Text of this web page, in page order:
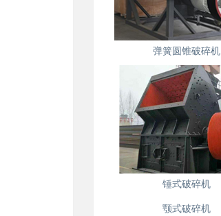
弹簧圆锥破碎机
锤式破碎机